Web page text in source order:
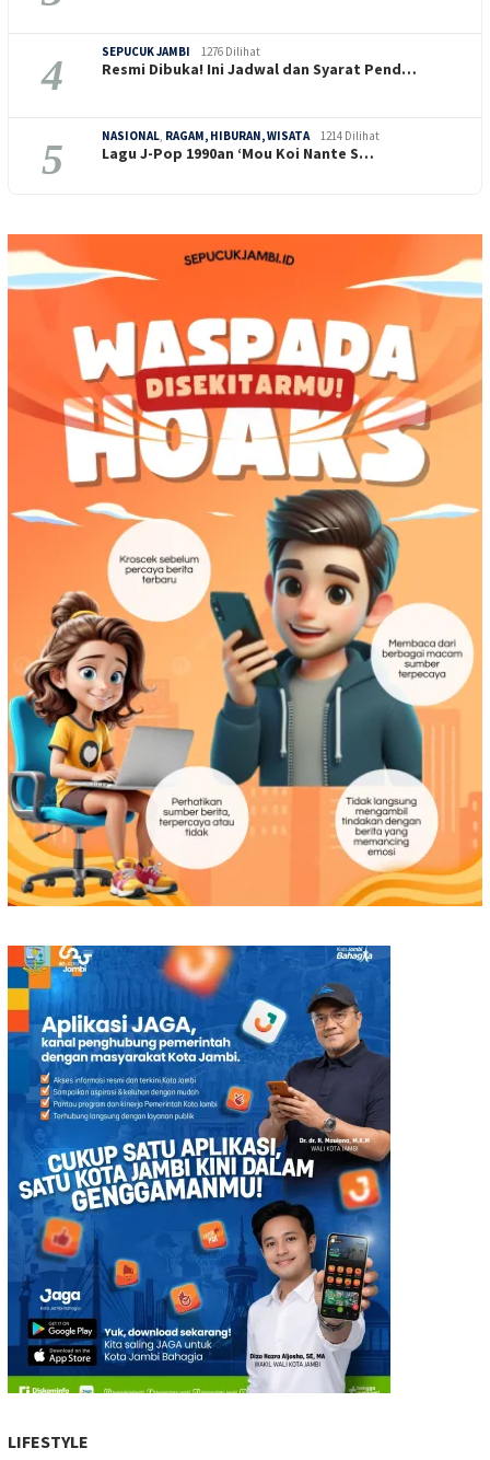
4 SEPUCUK JAMBI 1276 Dilihat
Resmi Dibuka! Ini Jadwal dan Syarat Pend…
5 NASIONAL RAGAM, HIBURAN, WISATA 1214 Dilihat
Lagu J-Pop 1990an ‘Mou Koi Nante S…
LIFESTYLE